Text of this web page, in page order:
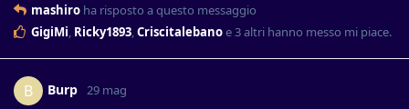
mashiro ha risposto a questo messaggio
GigiMi, Ricky1893,Criscitalebanoe3altri hanno messo mi piace.
B Burp 29 mag